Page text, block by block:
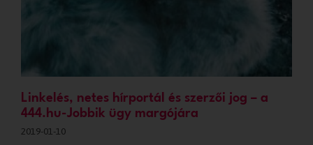
Linkelés, netes hírportál és szerzői jog – a
444.hu-Jobbik ügy margójára
2019-01-10